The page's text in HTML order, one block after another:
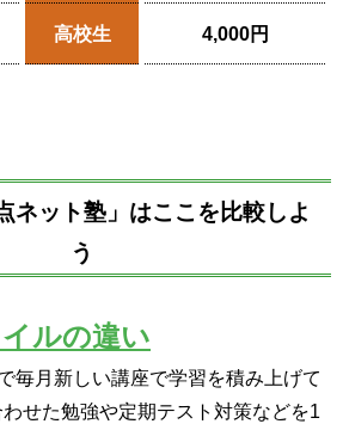
高校生 4,000円
ネット塾」はここを比較しよ
う
ルの違い
毎月新しい講座で学習を積み上げて
せた勉強や定期テスト対策などを1